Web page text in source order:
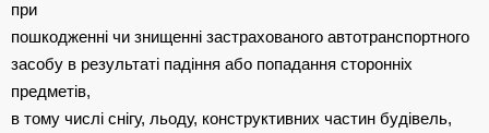
при
пошкодженні чи знищенні застрахованого автотранспортного
засобу в результаті падіння або попадання сторонніх
предметів,
в тому числі снігу, льоду, конструктивних частин будівель,